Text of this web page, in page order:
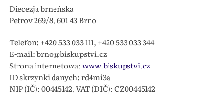
Diecezja brneńska
Petrov 269/8, 601 43 Brno
Telefon: +420 533 033 111, +420 533 033 344
E-mail: brno@biskupstvi.cz
Strona internetowa:www.biskupstvi.cz
ID skrzynki danych: rd4mi3a
NIP (IČ): 00445142, VAT (DIČ): CZ00445142